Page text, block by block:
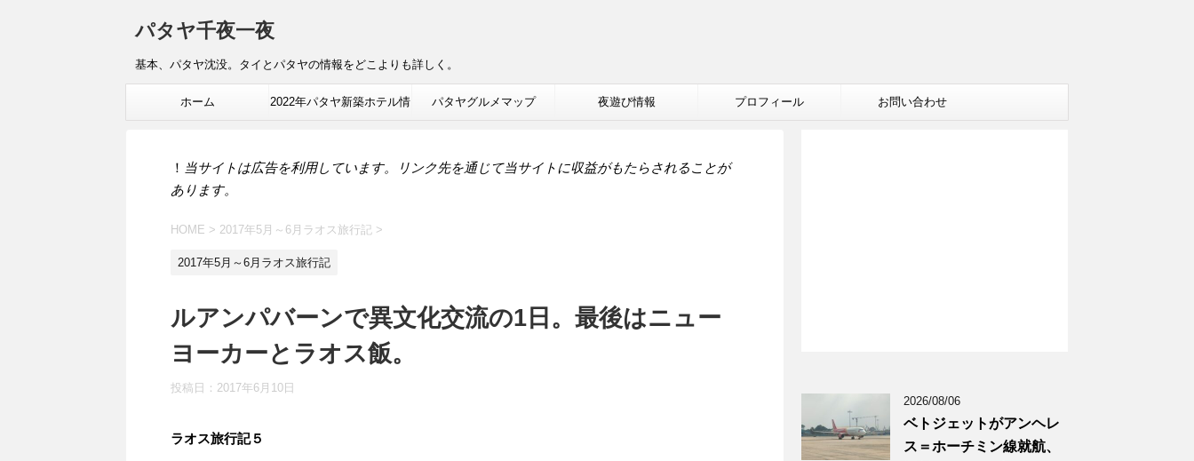
パタヤ千夜一夜
基本、パタヤ沈没。タイとパタヤの情報をどこよりも詳しく。
ホーム 2022年パタヤ新築ホテル情 パタヤグルメマップ 夜遊び情報 プロフィール お問い合わせ
！ 当サイトは広告を利用しています。リンク先を通じて当サイトに収益がもたらされることが
あります。
HOME > 2017年5月～6月ラオス旅行記 >
2017年5月～6月ラオス旅行記
ルアンパバーンで異文化交流の1日。最後はニュー
ヨーカーとラオス飯。
投稿日： 2017年6月10日
ラオス旅行記５
2026/08/06
ベトジェットがアンヘレ
ス＝ホーチミン線就航、